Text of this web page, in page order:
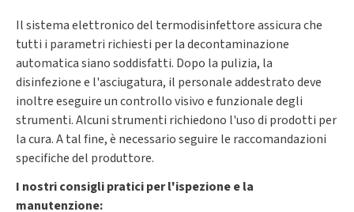
Il sistema elettronico del termodisinfettore assicura che
tutti i parametri richiesti per la decontaminazione
automatica siano soddisfatti. Dopo la pulizia, la
disinfezione e l'asciugatura, il personale addestrato deve
inoltre eseguire un controllo visivo e funzionale degli
strumenti. Alcuni strumenti richiedono l'uso di prodotti per
la cura. A tal fine, è necessario seguire le raccomandazioni
specifiche del produttore.
I nostri consigli pratici per l'ispezione e la
manutenzione: